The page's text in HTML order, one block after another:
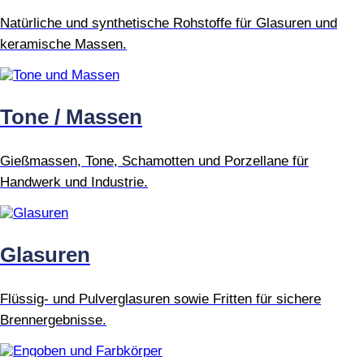
Natürliche und synthetische Rohstoffe für Glasuren und
keramische Massen.
Tone / Massen
Gießmassen, Tone, Schamotten und Porzellane für
Handwerk und Industrie.
Glasuren
Flüssig- und Pulverglasuren sowie Fritten für sichere
Brennergebnisse.